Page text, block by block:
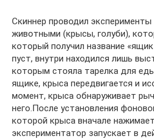
Скиннер проводил
животными (крысы, голуби),
который получил название
пуст, внутри находился лишь
которым стояла тарелка для
ящике, крыса передвигается и
момент, крыса обнаруживает
него.После установления
которой крыса вначале
экспериментатор запускает в